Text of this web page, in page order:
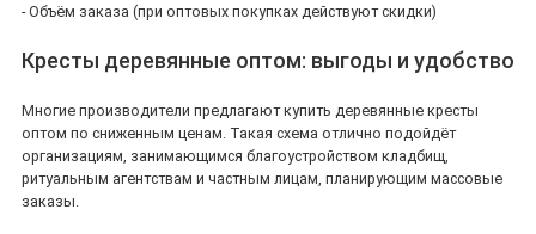
- Объём заказа (при оптовых покупках действуют скидки)
Кресты деревянные оптом: выгоды и удобство
Многие производители предлагают купить деревянные кресты
оптом по сниженным ценам. Такая схема отлично подойдёт
организациям, занимающимся благоустройством кладбищ,
ритуальным агентствам и частным лицам, планирующим массовые
заказы.